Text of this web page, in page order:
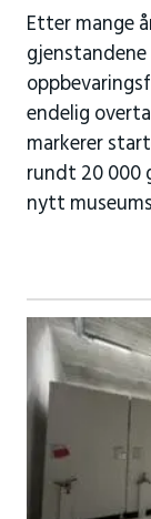
Etter mange
endelig
markerer
rundt 20 000
nytt